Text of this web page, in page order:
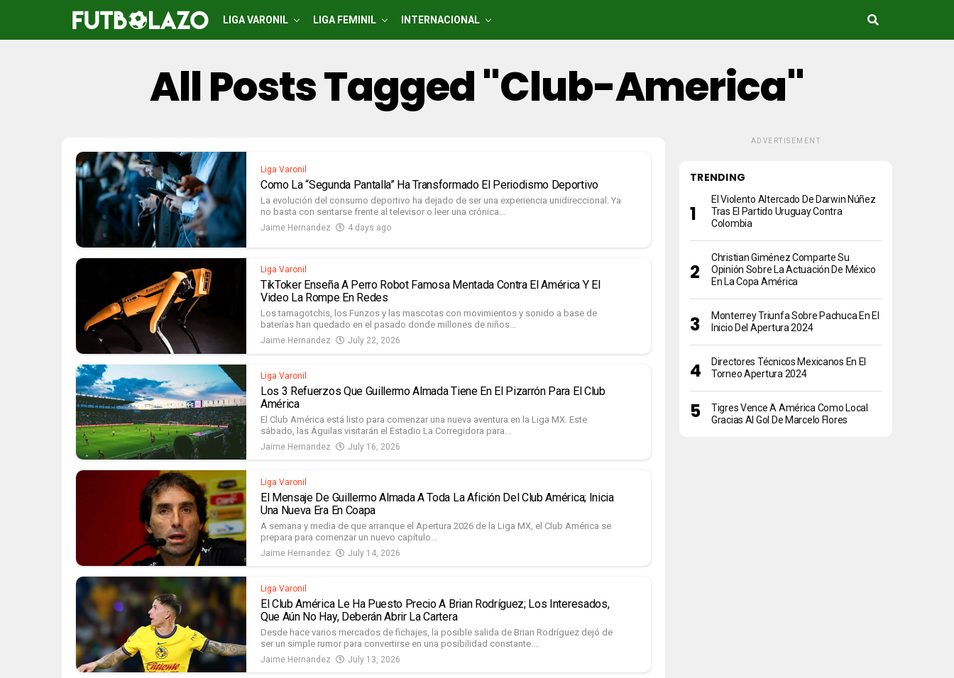
LIGA VARONIL LIGA FEMINIL INTERNACIONAL
All Posts Tagged "club-America"
Liga Varonil
Como La “segunda Pantalla” Ha Transformado El Periodismo Deportivo
La evolución del consumo deportivo ha dejado de ser una experiencia unidireccional. Ya
no basta con sentarse frente al televisor o leer una crónica...
Jaime Hernandez 4 days ago
Liga Varonil
TikToker Enseña A Perro Robot Famosa Mentada Contra El América Y El
Video La Rompe En Redes
Los tamagotchis, los Funzos y las mascotas con movimientos y sonido a base de
baterías han quedado en el pasado donde millones de niños...
Jaime Hernandez July 22, 2026
Liga Varonil
Los 3 Refuerzos Que Guillermo Almada Tiene En El Pizarrón Para El Club
América
El Club América está listo para comenzar una nueva aventura en la Liga MX. Este
sábado, las Águilas visitarán el Estadio La Corregidora para...
Jaime Hernandez July 16, 2026
Liga Varonil
El Mensaje De Guillermo Almada A Toda La Afición Del Club América; Inicia
Una Nueva Era En Coapa
A semana y media de que arranque el Apertura 2026 de la Liga MX, el Club América se
prepara para comenzar un nuevo capítulo...
Jaime Hernandez July 14, 2026
Liga Varonil
El Club América Le Ha Puesto Precio A Brian Rodríguez; Los Interesados,
Que Aún No Hay, Deberán Abrir La Cartera
Desde hace varios mercados de fichajes, la posible salida de Brian Rodríguez dejó de
ser un simple rumor para convertirse en una posibilidad constante....
Jaime Hernandez July 13, 2026
ADVERTISEMENT
TRENDING
El Violento Altercado De Darwin Núñez
Tras El Partido Uruguay Contra
Colombia
Christian Giménez Comparte Su
Opinión Sobre La Actuación De México
En La Copa América
Monterrey Triunfa Sobre Pachuca En El
Inicio Del Apertura 2024
Directores Técnicos Mexicanos En El
Torneo Apertura 2024
Tigres Vence A América Como Local
Gracias Al Gol De Marcelo Flores